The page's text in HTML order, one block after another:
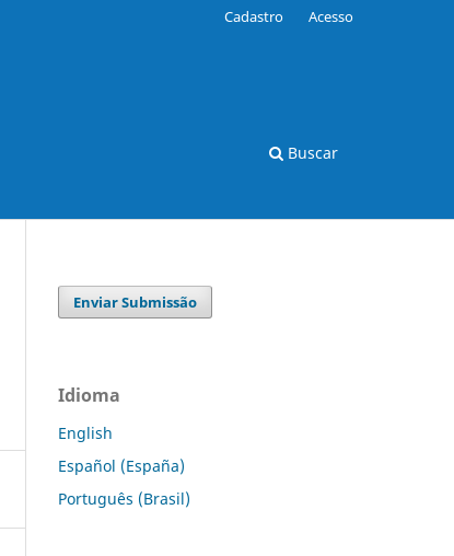
Buscar
Cadastro Acesso
Enviar Submissão
Idioma
English
Español (España)
Português (Brasil)